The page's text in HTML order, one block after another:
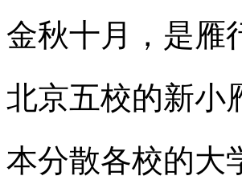
金秋十月，是雁
北京五校的新小
本分散各校的大